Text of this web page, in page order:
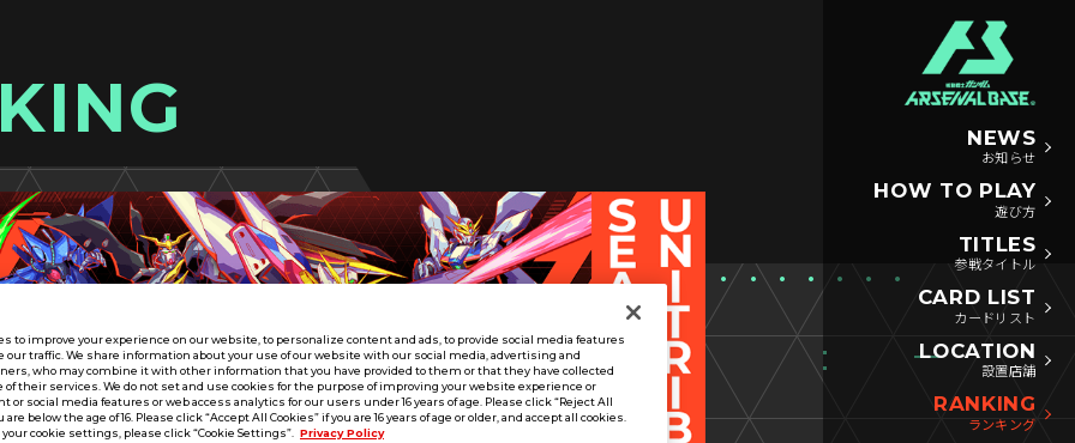
NEWS
お知らせ
HOW TO PLAY
遊び方
TITLES
参戦タイトル
CARD LIST
カードリスト
LOCATION
設置店舗
RANKING
ランキング
to improve your experience on our website, to personalize content and ads, to provide social media features
our traffic. We share information about your use of our website with our social media, advertising and
who may combine it with other information that you have provided to them or that they have collected
of their services. We do not set and use cookies for the purpose of improving your website experience or
or social media features or web access analytics for our users under 16 years of age. Please click “Reject All
are below the age of 16. Please click “Accept All Cookies” if you are 16 years of age or older, and accept all cookies.
cookie settings, please click “Cookie Settings”. Privacy Policy